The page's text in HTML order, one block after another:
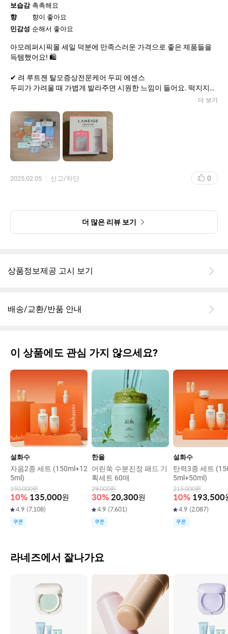
보습감 촉촉해요
향
향이 좋아요
민감성 순해서 좋아요
아모레퍼시픽몰 세일 덕분에 만족스러운 가격으로 좋은 제품들을
득템했어요! 🛍️
✔ 려 루트젠 탈모증상전문케어 두피 에센스
두피가 가려울 때 가볍게 발라주면 시원한 느낌이 들어요. 떡지지
✔ 라네즈 워터뱅크 블루 히알루로닉 젤 크림 리필
수분감이 풍부하고 흡수가 빨라서 지복합성 피부에 잘 맞아요. 리필
이라 가성비도 좋아서 만족! 💙
✔ 마몽드 플로라글로우 로즈 리퀴드 마스크
탱해져요. 마스크팩 대신 간편하게 사용 가능! 🌹
크림스킨은 늘 믿고 쓰는 제품이라 기획세트로 구매했어요. 세라마
이드 성분 덕분에 속보습이 꽉 차는 느낌! 🤍
더 보기
2025.02.05 신고/차단 0
더 많은 리뷰 보기
상품정보제공 고시 보기
배송/교환/반품 안내
이 상품에도 관심 가지 않으세요?
설화수
자음2종 세트 (150ml+12
5ml)
150,000원
10% 135,000원
4.9 (7,108)
쿠폰
한율
어린쑥 수분진정 패드 기
획세트 60매
29,000원
30% 20,300원
4.9 (7,601)
쿠폰
설화수
탄력3종 세트
5ml+50ml)
215,000원
10% 193,500
4.9 (2,087)
쿠폰
라네즈에서 잘나가요